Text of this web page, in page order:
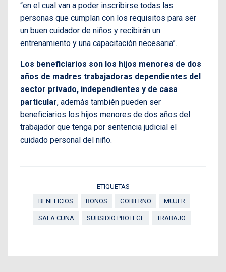
“en el cual van a poder inscribirse todas las
personas que cumplan con los requisitos para ser
un buen cuidador de niños y recibirán un
entrenamiento y una capacitación necesaria”.
Los beneficiarios son los hijos menores de dos
años de madres trabajadoras dependientes del
sector privado, independientes y de casa
particular, además también pueden ser
beneficiarios los hijos menores de dos años del
trabajador que tenga por sentencia judicial el
cuidado personal del niño.
ETIQUETAS
BENEFICIOS
BONOS GOBIERNO MUJER
SALA CUNA SUBSIDIO PROTEGE TRABAJO